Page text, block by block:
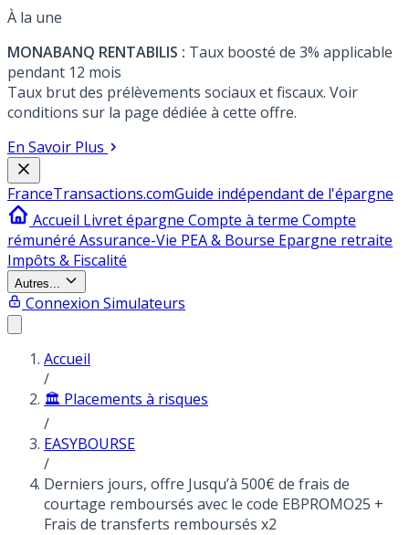
À la une
MONABANQ RENTABILIS : Taux boosté de 3% applicable
pendant 12 mois
Taux brut des prélèvements sociaux et fiscaux. Voir
conditions sur la page dédiée à cette offre.
En Savoir Plus
FranceTransactions.comGuide indépendant de l'épargne
Accueil Livret épargne Compte à terme Compte
rémunéré Assurance-Vie PEA & Bourse Epargne retraite
Impôts & Fiscalité
Autres...
Connexion Simulateurs
Accueil
/
🏛️ Placements à risques
/
EASYBOURSE
/
Derniers jours, offre Jusqu’à 500€ de frais de
courtage remboursés avec le code EBPROMO25 +
Frais de transferts remboursés x2